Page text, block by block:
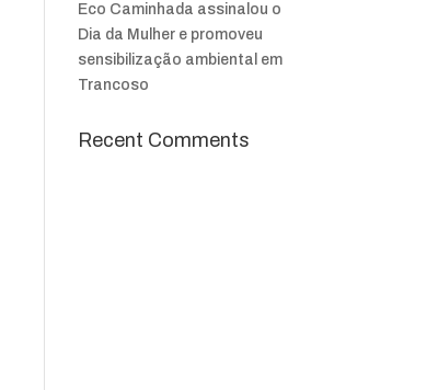
Eco Caminhada assinalou o
Dia da Mulher e promoveu
sensibilização ambiental em
Trancoso
Recent Comments